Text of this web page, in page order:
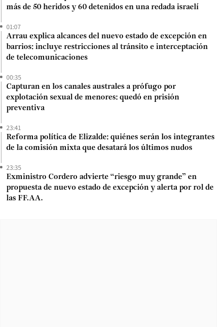
más de 50 heridos y 60 detenidos en una redada israelí
01:07
Arrau explica alcances del nuevo estado de excepción en
barrios: incluye restricciones al tránsito e interceptación
de telecomunicaciones
00:35
Capturan en los canales australes a prófugo por
explotación sexual de menores: quedó en prisión
preventiva
23:41
Reforma política de Elizalde: quiénes serán los integrantes
de la comisión mixta que desatará los últimos nudos
23:35
Exministro Cordero advierte “riesgo muy grande” en
propuesta de nuevo estado de excepción y alerta por rol de
las FF.AA.